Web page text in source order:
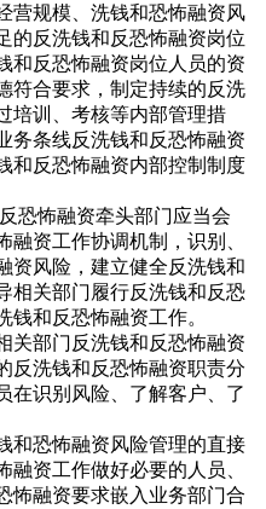
营规模、洗钱和恐怖融资风
的反洗钱和反恐怖融资岗位
和反恐怖融资岗位人员的资
符合要求，制定持续的反洗
培训、考核等内部管理措
务条线反洗钱和反恐怖融资
和反恐怖融资内部控制制度
恐怖融资牵头部门应当会
融资工作协调机制，识别、
资风险，建立健全反洗钱和
相关部门履行反洗钱和反恐
和反恐怖融资工作。
关部门反洗钱和反恐怖融资
反洗钱和反恐怖融资职责分
在识别风险、了解客户、了
和恐怖融资风险管理的直接
资工作做好必要的人员、
怖融资要求嵌入业务部门合